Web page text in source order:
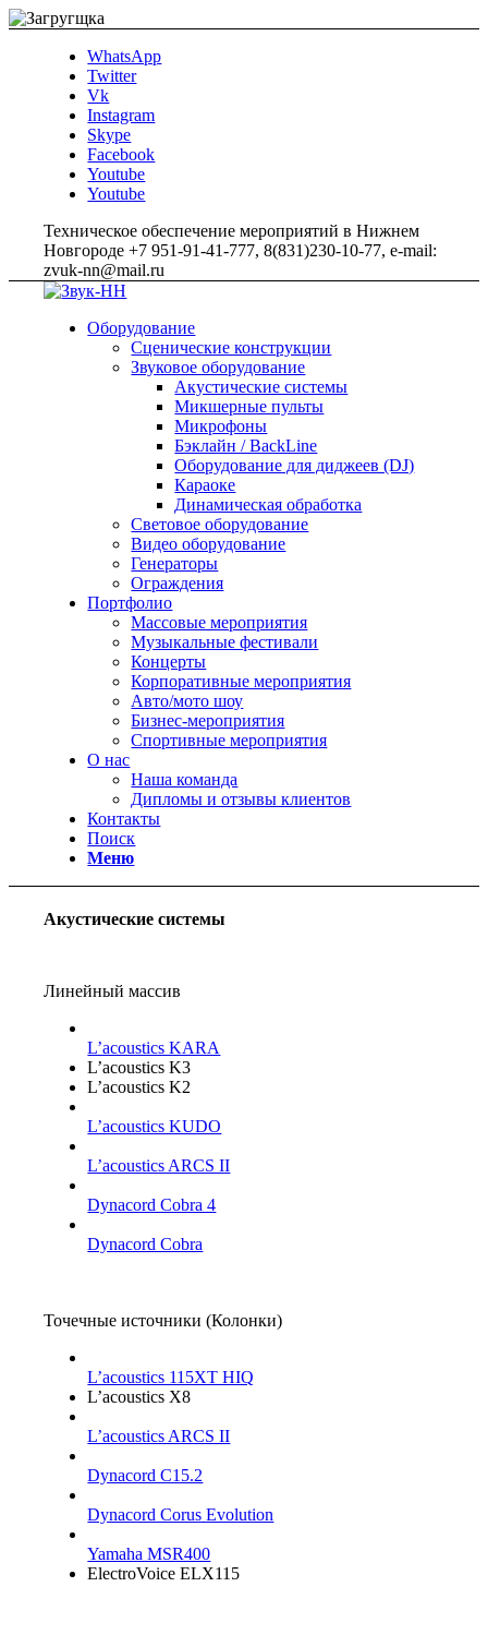
WhatsApp
Twitter
Vk
Instagram
Skype
Facebook
Youtube
Youtube
Техническое обеспечение мероприятий в Нижнем
Новгороде +7 951-91-41-777, 8(831)230-10-77, e-mail:
zvuk-nn@mail.ru
Оборудование
Сценические конструкции
Звуковое оборудование
Акустические системы
Микшерные пульты
Микрофоны
Бэклайн / BackLine
Оборудование для диджеев (DJ)
Караоке
Динамическая обработка
Световое оборудование
Видео оборудование
Генераторы
Ограждения
Портфолио
Массовые мероприятия
Музыкальные фестивали
Концерты
Корпоративные мероприятия
Авто/мото шоу
Бизнес-мероприятия
Спортивные мероприятия
О нас
Наша команда
Дипломы и отзывы клиентов
Контакты
Поиск
Меню
Акустические системы
Линейный массив
L’acoustics KARA
L’acoustics K3
L’acoustics K2
L’acoustics KUDO
L’acoustics ARCS II
Dynacord Cobra 4
Dynacord Cobra
Точечные источники (Колонки)
L’acoustics 115XT HIQ
L’acoustics X8
L’acoustics ARCS II
Dynacord C15.2
Dynacord Corus Evolution
Yamaha MSR400
ElectroVoice ELX115